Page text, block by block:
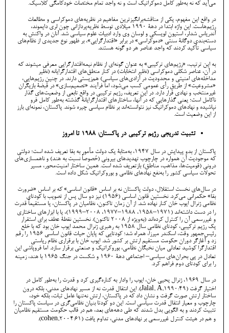
می‌آید که نه به‌طور کامل دموکراتیک است و نه واجد تمام مختصات خودکامگی کلاسیک.
در واقع این مفهوم، یکی از مناقشه‌برانگیزترین مفاهیم در نظریه‌های دموکراسی و مطالعات
رژیم‌هاست. این واژه ابتدا در دهۀ ۱۹۹۰ میلادی توسط نظریه‌پردازانی چون لری دایموند،
آندریاس شدلر، استیون لویسکی و لوسان وی وارد ادبیات علوم سیاسی شد. آنان در واکنش به
دسته‌بندی دوگانۀ سنتی «دموکراسی» در برابر «اقتدارگرایی»، بر ظهور نوع جدیدی از نظام‌های
سیاسی تأکید کردند که واجد عناصر هر دو گونه هستند.
به این ترتیب، «رژیم‌های ترکیبی» به عنوان گونه‌ای از نظام نیمه‌اقتدارگرایی معرفی میشوند که
در آن، عناصر شکلی دموکراسی (نظیر انتخابات) در کنار منطق‌های اقتدارگرایانه (نظیر
مداخله‌های امنیتی و محدودیت در آزادی‌های سیاسی) هم‌زیستی دارند. در چنین رژیم‌هایی،
«مشروعیت» از طریق رأی عمومی کسب می‌شود، اما فرآیند «تصمیم‌سازی» در قبضۀ بازیگران
غیرمنتخب و نهادی قرار دارد. در این تعریف، رژیم ترکیبی در واقع تابعی از وضعیت‌های گذار
ناکامل است؛ یعنی گذارهایی که در آنها، ساختارهای اقتدارگرایانۀ گذشته به‌طور کامل فرو
نپاشیده و نهادهای دموکراتیک نیز نتوانسته‌اند بر نظام سیاسی چیره شوند. پاکستان، نمونه‌ای بارز
از این وضعیت‌ است.
تثبیت تدریجی رژیم ترکیبی در پاکستان: ۱۹۸۸ تا امروز
پاکستان از بدو پیدایش در سال ۱۹۴۷، به‌مثابۀ یک دولتِ مأمور به بقا تعریف شده است؛ دولتی
که موجودیت آن همواره در چارچوب تهدیدهای بیرونی (خصوصاً نسبت به هند) و ناهمسازی‌های
درونی (قومیت‌ها، مذاهب، مناطق) بازتعریف شده است. همین ساختار امنیت‌محور، مسیر
تحولات سیاسی کشور را به‌نفع نهادهای نظامی و بوروکراتیک شکل داده است.
در سال‌های نخست استقلال، دولت پاکستان نه بر اساس «قانون اساسی» که بر اساس «ضرورت
بقا» حکمرانی می‌کرد. نخستین قانون اساسی (۱۹۵۶) نیز دو سال پس از تصویب با کودتای
نظامی ژنرال ایوب خان کنار نهاده شد. از آن زمان تاکنون، نظامیان در پاکستان، یا مستقیماً قدرت
را در دست داشته‌اند (۱۹71–۱۹58، ۱۹88–۱۹77، 2008–1999)، یا با ابزارهای ساختاری
و غیررسمی آن را کنترل کرده‌اند (به‌ویژه از ۲۰۰۸ تاکنون). نخستین نقطۀ عطف برای استقرار
یک رژیم ترکیبی، کودتای نظامی سال ۱۹۵۸ به رهبری ژنرال محمد ایوب خان بود که با خلع
رئیس‌جمهور وقت، اسکندر میرزا، همراه شد؛ کودتایی که پایان حیات قانون اساسی ۱۹۵۶ را رقم
زد و آغازگر دوران حکومت مستقیم ارتش بر کشور شد. ایوب خان با برقراری نظام ریاستی
اقتدارگرا کوشید تعادلی میان نخبگان نظامی، بوروکراتیک و صنعتی برقرار سازد. اما فروپاشی این
تعادل در پی بحران‌های سیاسی– اجتماعی دهۀ ۱۹۶۰ و شکست در جنگ ۱۹۶۵ با هند، زمینه
را برای کودتای دوم فراهم کرد.
در سال ۱۹۶۹، ژنرال یحیی خان، ایوب را وادار به کناره‌گیری کرد و قدرت را به‌طور کامل در
اختیار گرفت (Jalal, A,1990:49). این انتقال قدرت نه از مسیر نهادهای مدنی، بلکه درون
ساختار ارتش صورت گرفت و نشان داد که در پاکستان، ارتش نه‌تنها عامل ثبات، بلکه خود،
چارچوب و معیار انتقال قدرت سیاسی است. این دو کودتا بنیان نظامی‌گری در سیاست پاکستان را
تثبیت کردند و به الگویی بدل شدند که طی دهه‌های بعد، هم در قالب حکومت مستقیم نظامیان
و هم در هیئت کنترل غیررسمی بر نهادهای مدنی، تداوم یافت (cohen,2004:61).